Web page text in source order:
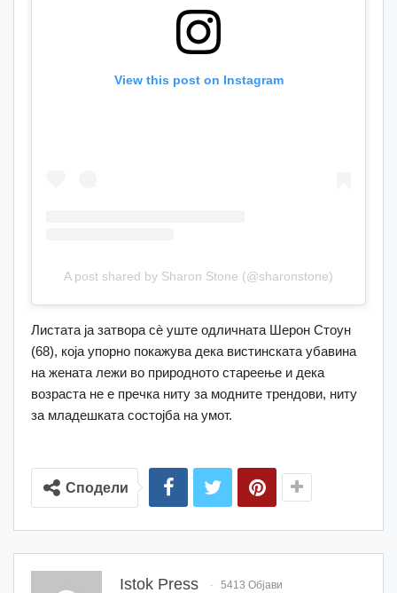
View this post on Instagram
A post shared by Sharon Stone (@sharonstone)
Листата ја затвора сè уште одличната Шерон Стоун
(68), која упорно покажува дека вистинската убавина
на жената лежи во природното стареење и дека
возраста не е пречка ниту за модните трендови, ниту
за младешката состојба на умот.
Сподели
Istok Press 5413 Објави